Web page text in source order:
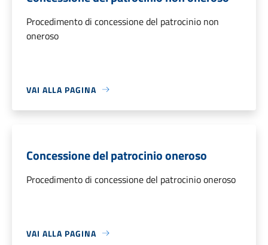
Procedimento di concessione del patrocinio non
oneroso
VAI ALLA PAGINA
Concessione del patrocinio oneroso
Procedimento di concessione del patrocinio oneroso
VAI ALLA PAGINA